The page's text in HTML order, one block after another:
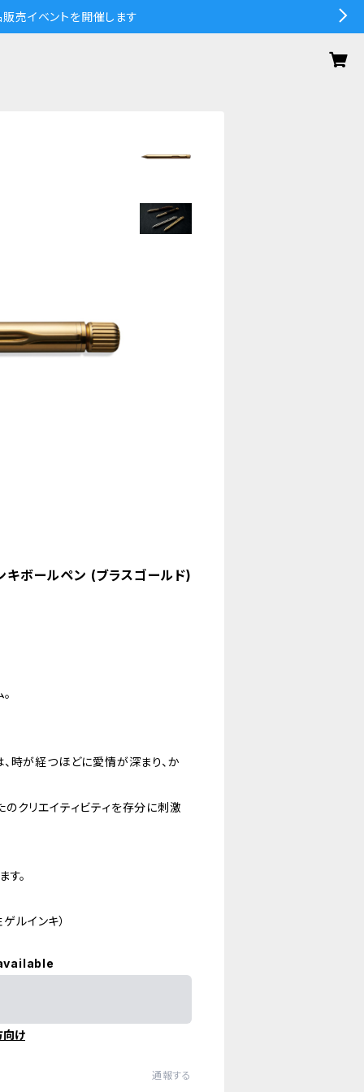
売イベントを開催します
ボールペン (ブラスゴールド)
時が経つほどに愛情が深まり、か
クリエイティビティを存分に刺激
。
ルインキ）
向け
通報する